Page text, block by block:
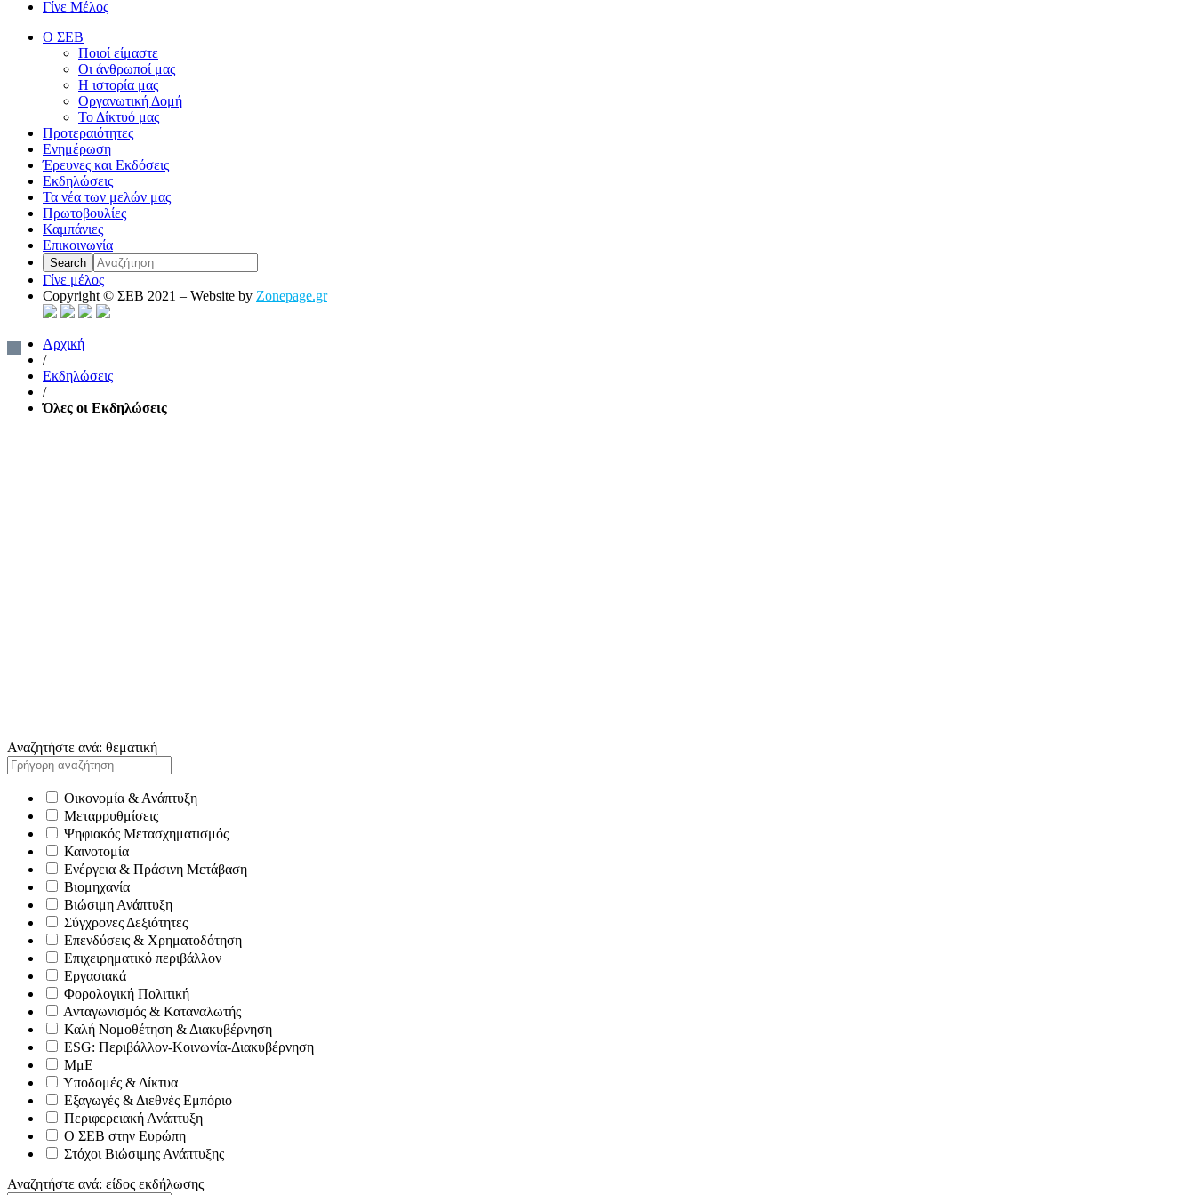
Γίνε Μέλος
Ο ΣΕΒ
Ποιοί είμαστε
Οι άνθρωποί μας
Η ιστορία μας
Οργανωτική Δομή
Το Δίκτυό μας
Προτεραιότητες
Ενημέρωση
Έρευνες και Εκδόσεις
Εκδηλώσεις
Τα νέα των μελών μας
Πρωτοβουλίες
Καμπάνιες
Επικοινωνία
Γίνε μέλος
Copyright © ΣΕΒ 2021 – Website by Zonepage.gr
Αρχική
/
Εκδηλώσεις
/
Όλες οι Εκδηλώσεις
Αναζητήστε ανά: θεματική
Οικονομία & Ανάπτυξη
Μεταρρυθμίσεις
Ψηφιακός Μετασχηματισμός
Καινοτομία
Ενέργεια & Πράσινη Μετάβαση
Βιομηχανία
Βιώσιμη Ανάπτυξη
Σύγχρονες Δεξιότητες
Επενδύσεις & Χρηματοδότηση
Επιχειρηματικό περιβάλλον
Εργασιακά
Φορολογική Πολιτική
Ανταγωνισμός & Καταναλωτής
Καλή Νομοθέτηση & Διακυβέρνηση
ESG: Περιβάλλον-Κοινωνία-Διακυβέρνηση
ΜμΕ
Υποδομές & Δίκτυα
Εξαγωγές & Διεθνές Εμπόριο
Περιφερειακή Ανάπτυξη
Ο ΣΕΒ στην Ευρώπη
Στόχοι Βιώσιμης Ανάπτυξης
Αναζητήστε ανά: είδος εκδήλωσης